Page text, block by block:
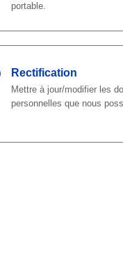
portable.
Rectification
Mettre à jour/modifier les
personnelles que nous